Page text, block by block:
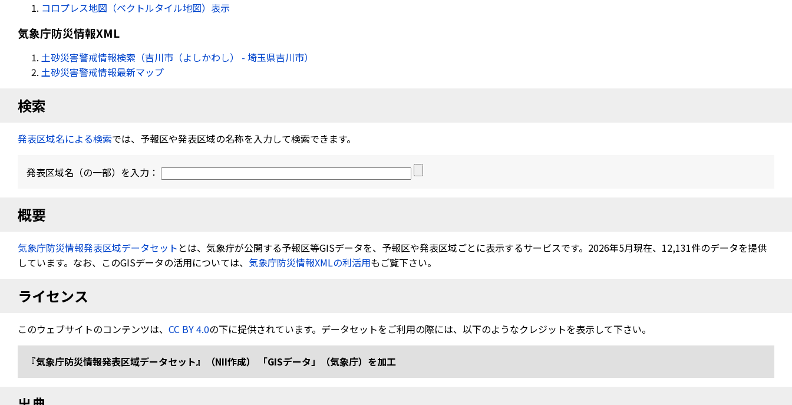
コロプレス地図（ベクトルタイル地図）表示
気象庁防災情報XML
土砂災害警戒情報検索（吉川市（よしかわし） - 埼玉県吉川市）
土砂災害警戒情報最新マップ
検索
発表区域名による検索では、予報区や発表区域の名称を入力して検索できます。
発表区域名（の一部）を入力：
概要
気象庁防災情報発表区域データセット とは、気象疔が公開する予報区等GISデータを、予報区や発表区域ごとに表示するサービスです。2026年5月現在、12,131件のデータを提供
しています。なお、このGISデータの活用については、 気象庁防災情報XMLの利活用もご覧下さい。
ライセンス
このウェブサイトのコンテンツは、 CC BY 4.0の下に提供されています。データセットをご利用の際には、以下のようなクレジットを表示して下さい。
『気象庁防災情報発表区域データセット』（NII作成） 「GISデータ」（気象庁）を加工